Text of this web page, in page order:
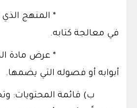
* المنهج الذي
في معالجة كتابه.
* عرض مادة
أبوابه أو فصوله التي يضمها.
ب) قائمة المحتويات: